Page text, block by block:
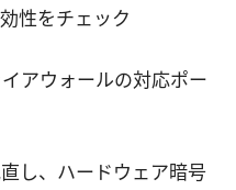
性をチェック
アウォールの対応ポー
し、ハードウェア暗号